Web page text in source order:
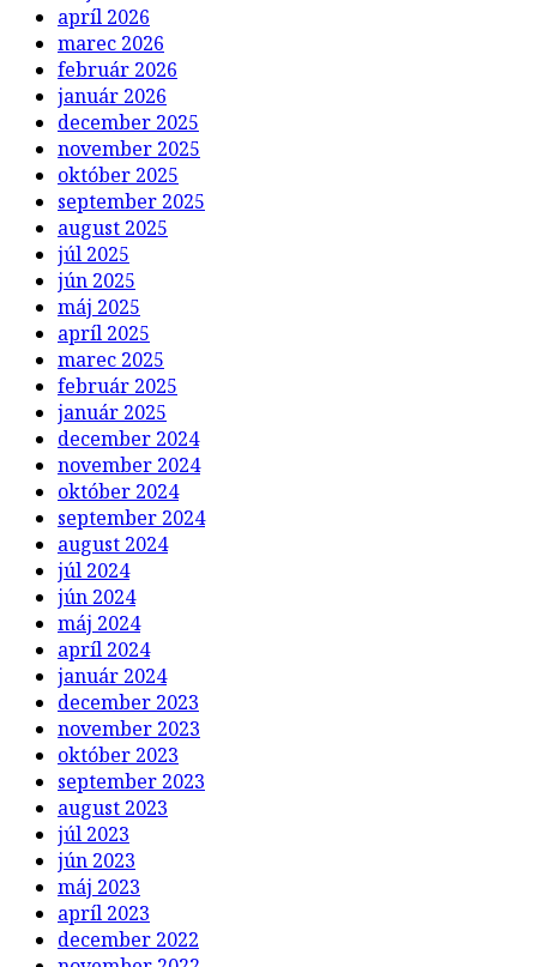
apríl 2026
marec 2026
február 2026
január 2026
december 2025
november 2025
október 2025
september 2025
august 2025
júl 2025
jún 2025
máj 2025
apríl 2025
marec 2025
február 2025
január 2025
december 2024
november 2024
október 2024
september 2024
august 2024
júl 2024
jún 2024
máj 2024
apríl 2024
január 2024
december 2023
november 2023
október 2023
september 2023
august 2023
júl 2023
jún 2023
máj 2023
apríl 2023
december 2022